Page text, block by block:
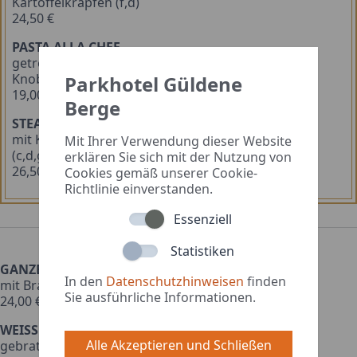
24,50 €
PASTA ALLA CHEF
getrocknete Tomaten, Auberginen, Ziegenkäse &
Knoblauch (1,a,d)
19,00 €
STEAKHÜFTE VOM RIND
mit Kräuterbutter, Gitterkartoffeln & kleinem Salat
(c,d,g)
26,50 €
FISCH
GANZE GERÄUCHERTE FORELLE (kalt)
mit Bratkartoffeln & Salatbeilage (a,d)
24,00 €
WEISSENFELSER LACHSFORELLE
gebratenes Lachforellenfilet, auf Rote-Beete-Stampf,
Parkhotel Güldene
Berge
Mit Ihrer Verwendung dieser Website
erklären Sie sich mit der Nutzung von
Cookies gemäß unserer Cookie-
Richtlinie einverstanden.
Essenziell
Statistiken
In den Datenschutzhinweisen finden
Sie ausführliche Informationen.
Alle Akzeptieren und Schließen